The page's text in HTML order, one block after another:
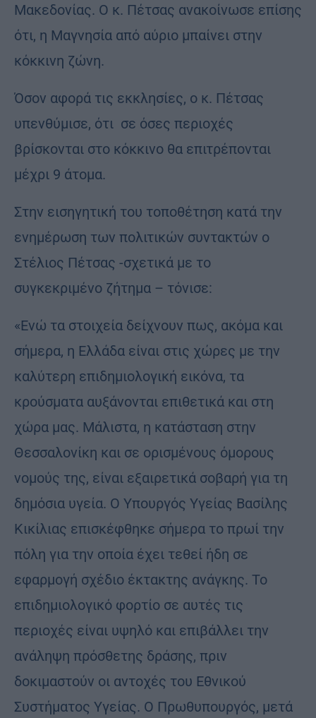
Μακεδονίας. Ο κ. Πέτσας ανακοίνωσε επίσης
ότι, η Μαγνησία από αύριο μπαίνει στην
κόκκινη ζώνη.
Όσον αφορά τις εκκλησίες, ο κ. Πέτσας
υπενθύμισε, ότι σε όσες περιοχές
βρίσκονται στο κόκκινο θα επιτρέπονται
μέχρι 9 άτομα.
Στην εισηγητική του τοποθέτηση κατά την
ενημέρωση των πολιτικών συντακτών ο
Στέλιος Πέτσας -σχετικά με το
συγκεκριμένο ζήτημα – τόνισε:
«Ενώ τα στοιχεία δείχνουν πως, ακόμα και
σήμερα, η Ελλάδα είναι στις χώρες με την
καλύτερη επιδημιολογική εικόνα, τα
κρούσματα αυξάνονται επιθετικά και στη
χώρα μας. Μάλιστα, η κατάσταση στην
Θεσσαλονίκη και σε ορισμένους όμορους
νομούς της, είναι εξαιρετικά σοβαρή για τη
δημόσια υγεία. Ο Υπουργός Υγείας Βασίλης
Κικίλιας επισκέφθηκε σήμερα το πρωί την
πόλη για την οποία έχει τεθεί ήδη σε
εφαρμογή σχέδιο έκτακτης ανάγκης. Το
επιδημιολογικό φορτίο σε αυτές τις
περιοχές είναι υψηλό και επιβάλλει την
ανάληψη πρόσθετης δράσης, πριν
δοκιμαστούν οι αντοχές του Εθνικού
Συστήματος Υγείας. Ο Πρωθυπουργός, μετά